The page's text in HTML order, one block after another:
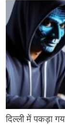
दिल्ली में पकड़ा